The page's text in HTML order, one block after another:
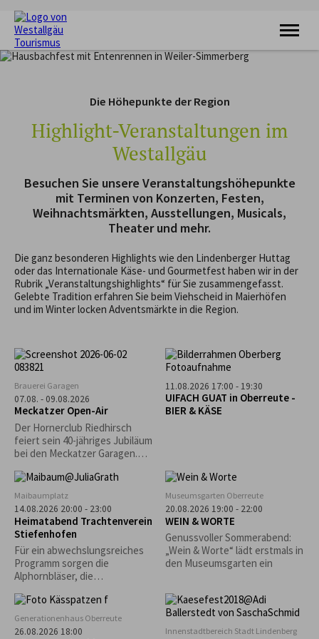
FERIENORTE
UNTERKÜNFTE
VERANSTALTUNGEN
Die Höhepunkte der Region
Highlight-Veranstaltungen im
Westallgäu
Besuchen Sie unsere Veranstaltungshöhepunkte
mit Terminen von Konzerten, Festen,
Weihnachtsmärkten, Ausstellungen, Musicals,
Theater und mehr.
Die ganz besonderen Highlights wie den Lindenberger Huttag
oder das Internationale Käse- und Gourmetfest haben wir in der
Rubrik „Veranstaltungshighlights“ für Sie zusammengefasst.
Gelebte Tradition erfahren Sie beim Viehscheid in Maierhöfen
und im Winter locken Adventsmärkte in die Region.
Brauerei Garagen
07.08. - 09.08.2026
Meckatzer Open-Air
Der Hornerclub Riedhirsch
feiert sein 40-jähriges Jubiläum
bei den Meckatzer Garagen.
abwechslungsreiches
Programm mit Musik, guter
Stimmung und reichhaltiger
Verpflegung.
11.08.2026 17:00 - 19:30
UIFACH GUAT in Oberreute -
BIER & KÄSE
Maibaumplatz
14.08.2026 20:00 - 23:00
Heimatabend Trachtenverein
Stiefenhofen
Für ein abwechslungsreiches
Programm sorgen die
Alphornbläser, die
Plattler.
Museumsgarten Oberreute
20.08.2026 19:00 - 22:00
WEIN & WORTE
Genussvoller Sommerabend:
„Wein & Worte“ lädt erstmals in
den Museumsgarten ein
Generationenhaus Oberreute
26.08.2026 18:00 Innenstadtbereich Stadt Lindenberg